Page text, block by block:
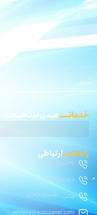
خدماتـــــهیدرولیک صنعت
راه‌هایــــارتباطی
02146870636
09126185517
فکس : 02141425933
info@hydraulicsanat.com